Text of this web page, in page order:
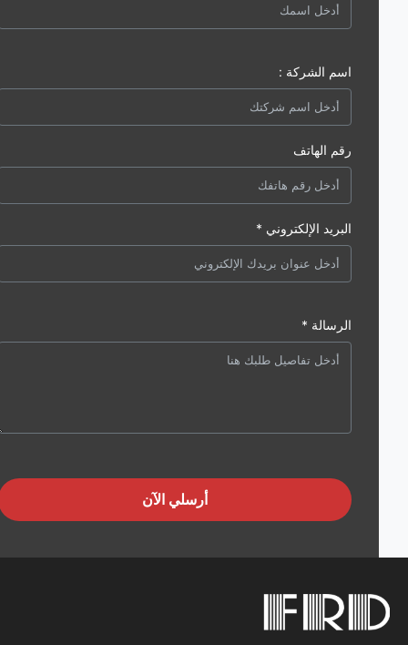
اسم الشركة :
رقم الهاتف
البريد الإلكتروني *
الرسالة *
أرسلي الآن